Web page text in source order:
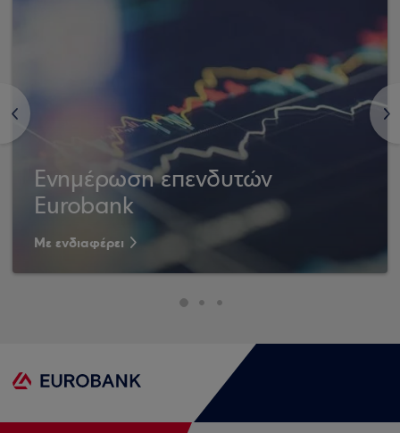
<
Ενημέρωση επενδυτών
Eurobank
Με ενδιαφέρει
>